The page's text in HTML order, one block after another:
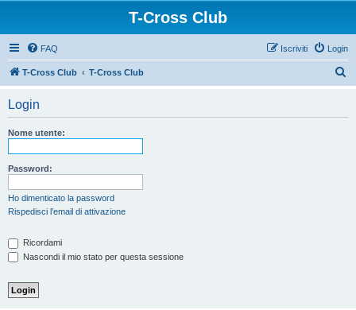
T-Cross Club
FAQ Login
Iscriviti
T-Cross Club T-Cross Club
Login
Nome utente:
Password:
Ho dimenticato la password
Rispedisci l’email di attivazione
Ricordami
Nascondi il mio stato per questa sessione